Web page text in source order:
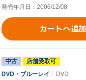
発売年月日：2006/12/08
カートへ追加
中古
店舗受取可
DVD・ブルーレイ
DVD